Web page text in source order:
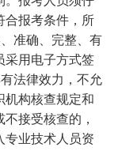
合报考条件，所
准确、完整、有
采用电子方式签
法律效力，不允
机构核查规定和
接受核查的，
专业技术人员资